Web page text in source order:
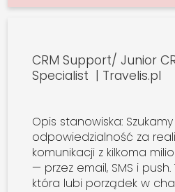
CRM Support/ Junior
Specialist | Travelis.pl
Opis stanowiska:
odpowiedzialność za
komunikacji z kilkoma
— przez email, SMS i
która lubi porządek w